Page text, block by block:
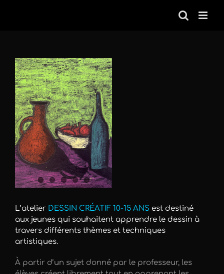
Voir
l'image
agrandie
L’atelier DESSIN CRÉATIF 10-15 ANS est destiné
aux jeunes qui souhaitent apprendre le dessin à
travers différents thèmes et techniques
artistiques.
À partir d’un sujet donné par le professeur, les